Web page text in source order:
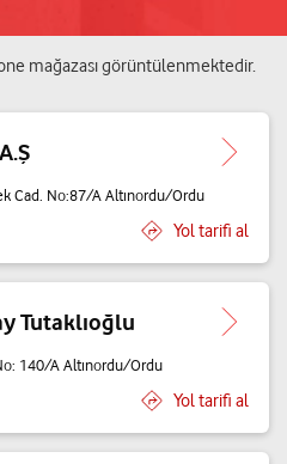
mağazasıgörüntülenmektedir.
Cad. No:87/A Altınordu/Ordu
Yol tarifi al
Tutaklıoğlu
140/A Altınordu/Ordu
Yol tarifi al